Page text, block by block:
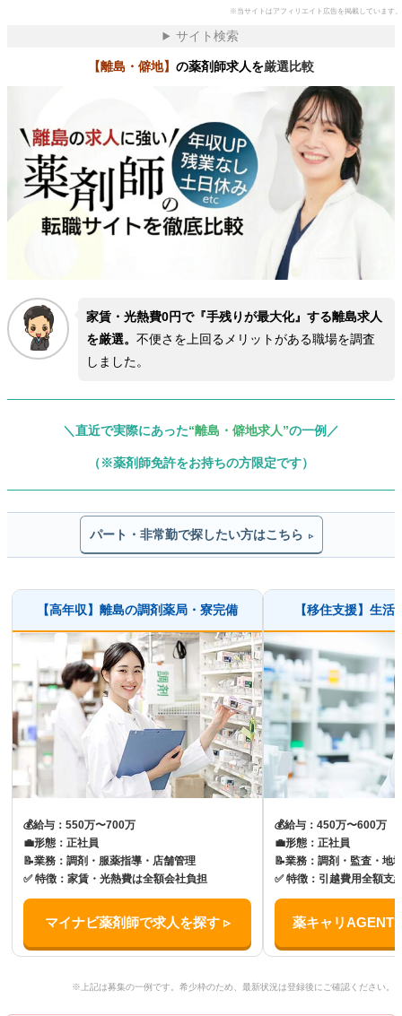
※当サイトはアフィリエイト広告を掲載しています。
サイト検索
【離島・僻地】 の薬剤師求人を厳選比較
家賃・光熱費0円で『手残りが最大化』する離島求人
を厳選。不便さを上回るメリットがある職場を調査
しました。
＼直近で実際にあった“離島・僻地求人”の一例／
（※薬剤師免許をお持ちの方限定です）
パート・非常勤で探したい方はこちら ▹
【高年収】離島の調剤薬局・寮完備
💰給与：550万〜700万
💼形態：正社員
📝業務：調剤・服薬指導・店舗管理
✅特徴：家賃・光熱費は全額会社負担
マイナビ薬剤師で求人を探す ▹
【移住支援】生
💰給与：450万〜600万
💼形態：正社員
📝業務：調剤・監査・地
✅特徴：引越費用全額支
薬キャリAGENT
※上記は募集の一例です。希少枠のため、最新状況は登録後にご確認ください。